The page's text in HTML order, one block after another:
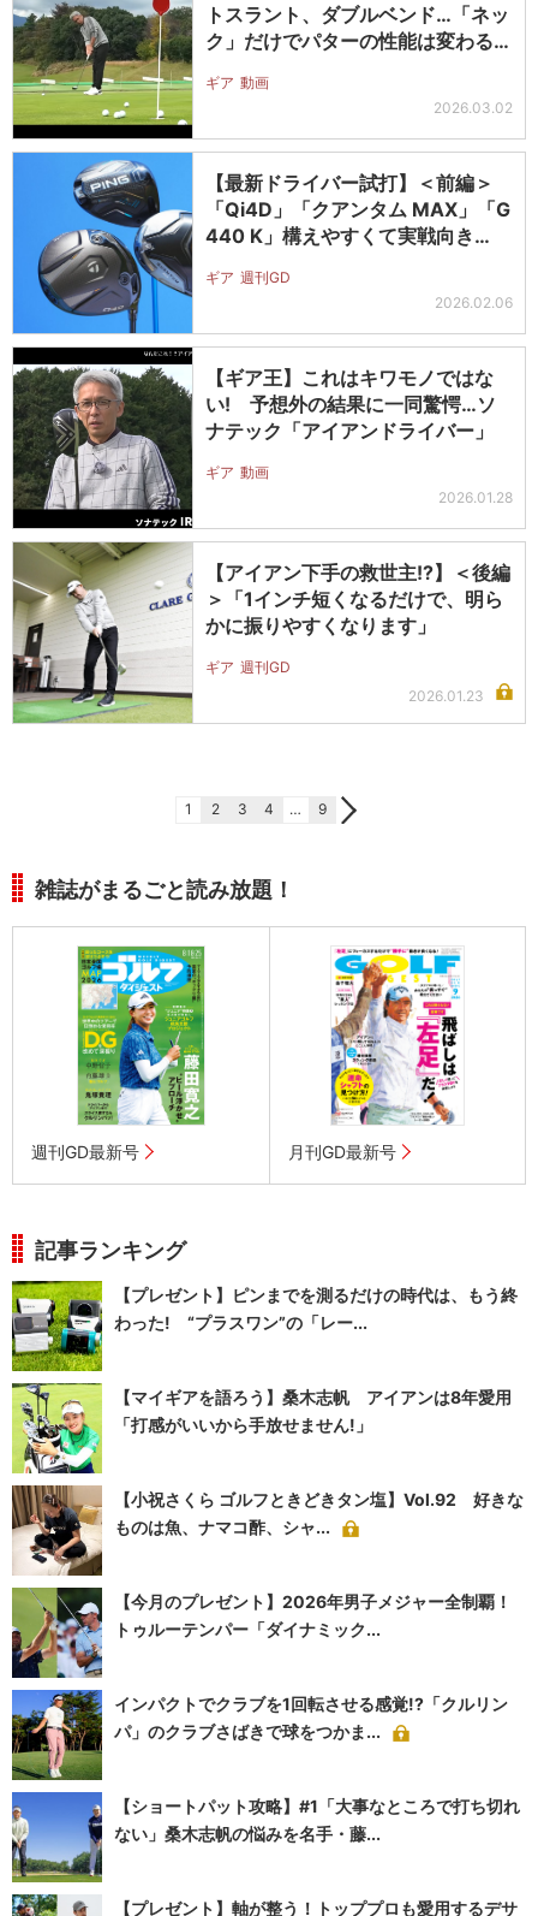
トスラント、ダブルベンド…「ネッ
ク」だけでパターの性能は変わるの
ギア 動画
2026.03.02
【最新ドライバー試打】＜前編＞
「Qi4D」「クアンタム MAX」「G
440 K」構えやすくて実戦向き…
ギア 週刊GD
2026.02.06
【ギア王】これはキワモノではな
い! 予想外の結果に一同驚愕…ソ
ナテック「アイアンドライバー」
ギア 動画
2026.01.28
【アイアン下手の救世主!?】＜後編
＞「1インチ短くなるだけで、明ら
かに振りやすくなります」
ギア 週刊GD
2026.01.23
1 2 3 4 … 9
雑誌がまるごと読み放題！
週刊GD最新号 月刊GD最新号
記事ランキング
【プレゼント】ピンまでを測るだけの時代は、もう終
わった! “プラスワン”の「レー...
【マイギアを語ろう】桑木志帆 アイアンは8年愛用
「打感がいいから手放せません!」
【小祝さくら ゴルフときどきタン塩】Vol.92 好きな
ものは魚、ナマコ酢、シャ...
【今月のプレゼント】2026年男子メジャー全制覇！
トゥルーテンパー「ダイナミック...
インパクトでクラブを1回転させる感覚!?「クルリン
パ」のクラブさばきで球をつかま...
【ショートパット攻略】#1「大事なところで打ち切れ
ない」桑木志帆の悩みを名手・藤...
【プレゼント】軸が整う！トッププロも愛用するデサ